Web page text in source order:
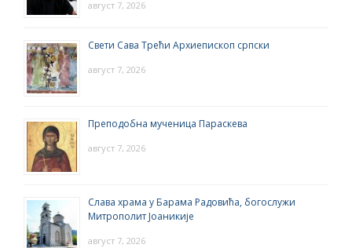
август 7, 2026
Свети Сава Трећи Архиепископ српски
август 7, 2026
Преподобна мученица Параскева
август 7, 2026
Слава храма у Барама Радовића, богослужи
Митрополит Јоаникије
август 7, 2026